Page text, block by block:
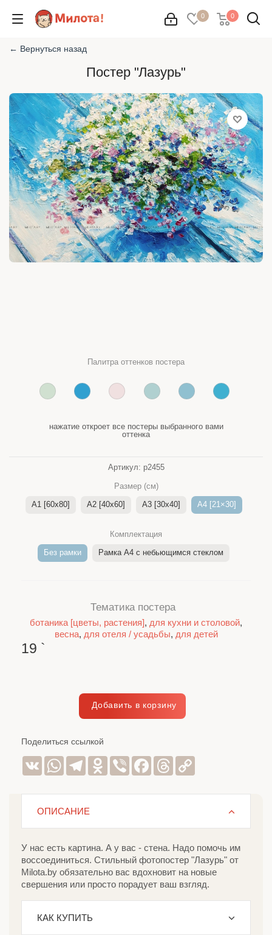
0 0
← Вернуться назад
Постер "Лазурь"
Палитра оттенков постера
нажатие откроет все постеры выбранного вами
оттенка
Артикул: p2455
Размер (см)
A1 [60x80]
A2 [40x60] A3 [30x40] A4 [21×30]
Комплектация
Без рамки
Рамка A4 c небьющимся стеклом
Тематика постера
ботаника [цветы, растения], для кухни и столовой,
весна, для отеля / усадьбы, для детей
19 `
Поделиться ссылкой
VK WhatsAppTelegramOdnoklassniki
Viber Facebook
Threads
ОПИСАНИЕ
У нас есть картина. А у вас - стена. Надо помочь им
воссоединиться. Стильный фотопостер "Лазурь" от
Milota.by обязательно вас вдохновит на новые
свершения или просто порадует ваш взгляд.
КАК КУПИТЬ